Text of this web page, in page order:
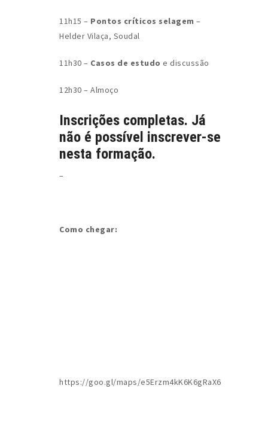
11h15 – Pontos críticos selagem –
Helder Vilaça, Soudal
11h30 – Casos de estudo e discussão
12h30 – Almoço
Inscrições completas. Já
não é possível inscrever-se
nesta formação.
–
Como chegar:
https://goo.gl/maps/e5Erzm4kK6K6gRaX6